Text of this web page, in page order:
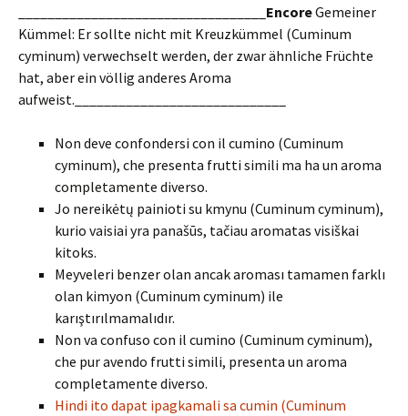
EncoreGemeiner
Kümmel: Er sollte nicht mit Kreuzkümmel (Cuminum
cyminum) verwechselt werden, der zwar ähnliche Früchte
hat, aber ein völlig anderes Aroma
aufweist._____________________________
Non deve confondersi con il cumino (Cuminum
cyminum), che presenta frutti simili ma ha un aroma
completamente diverso.
Jo nereikėtų painioti su kmynu (Cuminum cyminum),
kurio vaisiai yra panašūs, tačiau aromatas visiškai
kitoks.
Meyveleri benzer olan ancak aroması tamamen farklı
olan kimyon (Cuminum cyminum) ile
karıştırılmamalıdır.
Non va confuso con il cumino (Cuminum cyminum),
che pur avendo frutti simili, presenta un aroma
completamente diverso.
Hindi ito dapat ipagkamali sa cumin (Cuminum